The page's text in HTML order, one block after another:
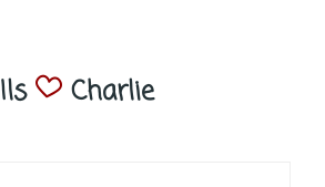
Ils Charlie